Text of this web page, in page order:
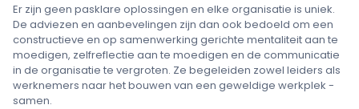
Er zijn geen pasklare oplossingen en elke organisatie is uniek.
De adviezen en aanbevelingen zijn dan ook bedoeld om een
constructieve en op samenwerking gerichte mentaliteit aan te
moedigen, zelfreflectie aan te moedigen en de communicatie
in de organisatie te vergroten. Ze begeleiden zowel leiders als
werknemers naar het bouwen van een geweldige werkplek -
samen.